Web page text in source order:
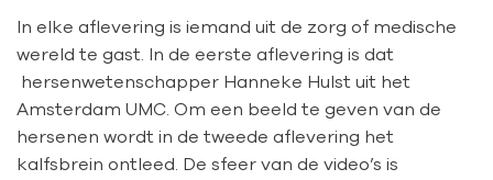
In elke aflevering is iemand uit de zorg of medische
wereld te gast. In de eerste aflevering is dat
hersenwetenschapper Hanneke Hulst uit het
Amsterdam UMC. Om een beeld te geven van de
hersenen wordt in de tweede aflevering het
kalfsbrein ontleed. De sfeer van de video’s is